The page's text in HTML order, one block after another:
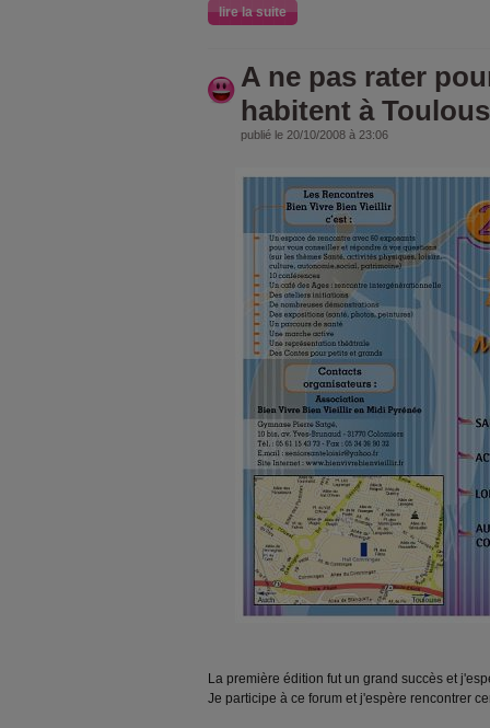
lire la suite
A ne pas rater
habitent à
publié le 20/10/2008 à 23:06
La première édition fut un grand succès et
Je participe à ce forum et j'espère rencontrer